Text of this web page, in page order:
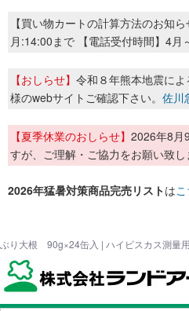
【買い物カートの計算方法のお知
月:14:00まで 【電話受付時間】4
【おしらせ】 令和８年熊本地震に
様のwebサイトご確認下さい。 佐川
【夏季休業のおしらせ】 2026年8月
すが、ご理解・ご協力をお願い致し
2026年猛暑対策商品完売リストは
ぶり大根 90g×24缶入 | ハイビスカス測量